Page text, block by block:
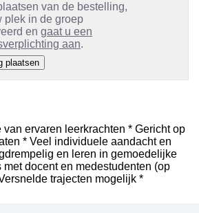
van de bestelling,
plek in de groep
en gaat u een
aan.
ervaren leerkrachten * Gericht op
* Veel individuele aandacht en
en leren in gemoedelijke
met docent en medestudenten (op
trajecten mogelijk *